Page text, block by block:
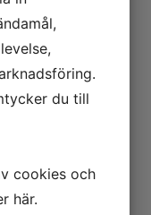
du till
cookies och
här.